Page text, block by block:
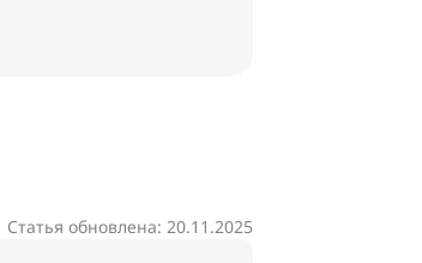
Статья обновлена: 20.11.2025